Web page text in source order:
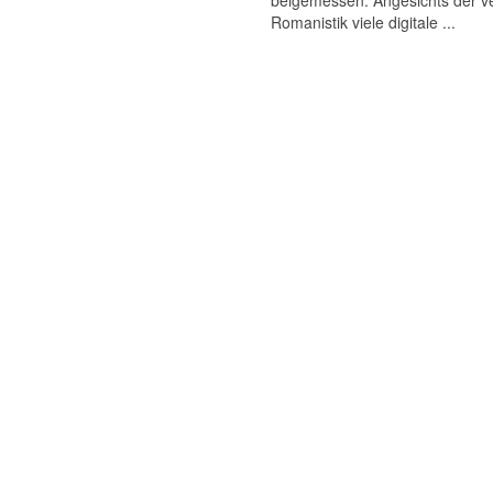
Romanistik viele digitale ...